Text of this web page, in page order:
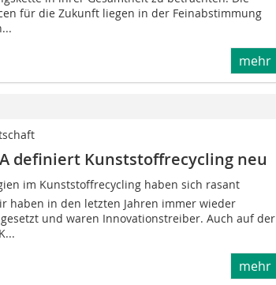
für die Zukunft liegen in der Feinabstimmung
mehr
definiert Kunststoffrecycling neu
im Kunststoffrecycling haben sich rasant
haben in den letzten Jahren immer wieder
und waren Innovationstreiber. Auch auf der
mehr